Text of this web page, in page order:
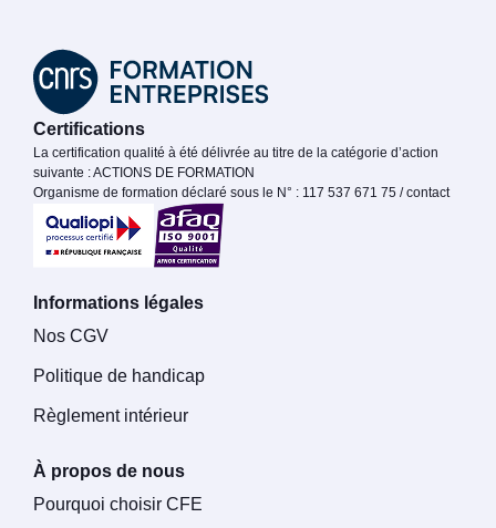
Certifications
La certification qualité à été délivrée au titre de la catégorie d’action
suivante : ACTIONS DE FORMATION
Organisme de formation déclaré sous le N° : 117 537 671 75 / contact
Informations légales
Nos CGV
Politique de handicap
Règlement intérieur
À propos de nous
Pourquoi choisir CFE